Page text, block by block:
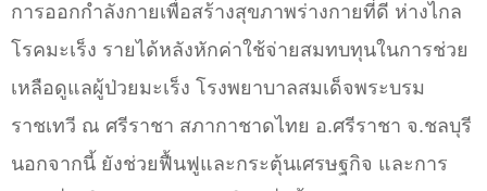
การออกกำลังกายเพื่อสร้างสุขภาพร่างกายที่ดี ห่างไกล
โรคมะเร็ง รายได้หลังหักค่าใช้จ่ายสมทบทุนในการช่วย
เหลือดูแลผู้ป่วยมะเร็ง โรงพยาบาลสมเด็จพระบรม
ราชเทวี ณ ศรีราชา สภากาชาดไทย อ.ศรีราชา จ.ชลบุรี
นอกจากนี้ ยังช่วยฟื้นฟูและกระตุ้นเศรษฐกิจ และการ